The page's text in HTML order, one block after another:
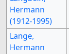
Hermann
(1912-1995)
Lange,
Hermann